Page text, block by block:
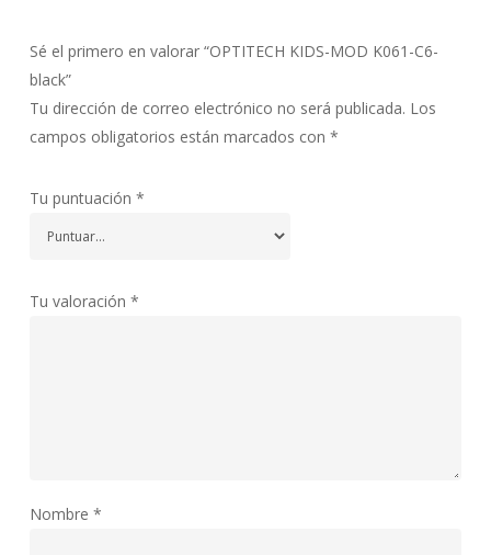
Sé el primero en valorar “OPTITECH KIDS-MOD K061-C6-
black”
Tu dirección de correo electrónico no será publicada. Los
campos obligatorios están marcados con *
Tu puntuación *
Tu valoración *
Nombre *